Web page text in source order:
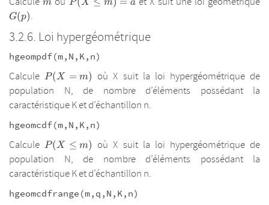
n)
m P X m a
G(p).
Loi hypergéométrique
hgeompdf(m,N,K,n)
CalculeP(X=m)
P(X = m) où X suit la loi hypergéométrique de
population N, de nombre d’éléments possédant la
caractéristique K et d’échantillon n.
hgeomcdf(m,N,K,n)
CalculeP(X
\leq
m)
P(X ≤ m) où X suit la loi hypergéométrique de
population N, de nombre d’éléments possédant la
caractéristique K et d’échantillon n.
hgeomcdfrange(m,q,N,K,n)